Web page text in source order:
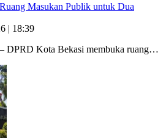
Masukan Publik untuk Dua
| 18:39
DPRD Kota Bekasi membuka ruang…